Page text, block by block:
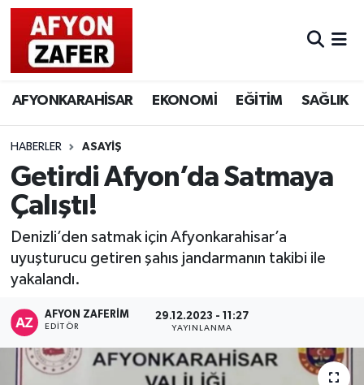
AFYONKARAHİSAR EKONOMİ EĞİTİM SAĞLIK
HABERLER ASAYİŞ
Getirdi Afyon’da Satmaya
Çalıştı!
Denizli’den satmak için Afyonkarahisar’a
uyuşturucu getiren şahıs jandarmanın takibi ile
yakalandı.
AFYON ZAFERİM
EDITÖR
29.12.2023 - 11:27
YAYINLANMA